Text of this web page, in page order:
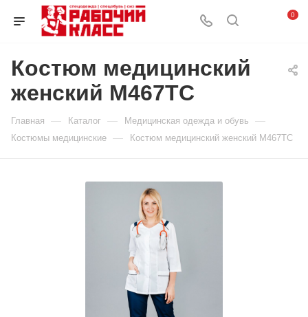
0
Костюм медицинский
женский М467ТС
Главная — Каталог — Медицинская одежда и обувь —
Костюмы медицинские — Костюм медицинский женский М467ТС